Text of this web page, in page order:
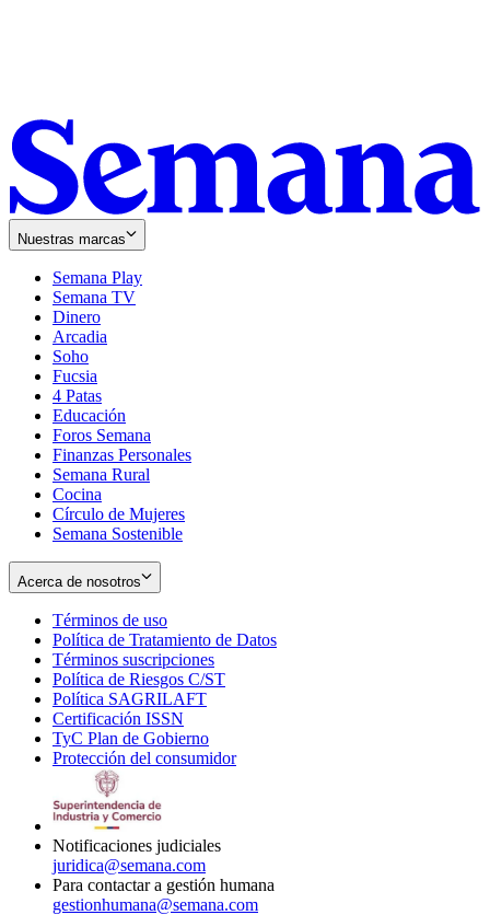
Nuestras marcas
Semana Play
Semana TV
Dinero
Arcadia
Soho
in
new
window
Fucsia
in
new
window
4 Patas
Educación
Foros Semana
Finanzas Personales
Semana Rural
Cocina
Círculo de Mujeres
Semana Sostenible
Acerca de nosotros
Términos de uso
in
new
window
Política de Tratamiento de Datos
Términos suscripciones
in
Política de Riesgos C/ST
Política SAGRILAFT
new
window
Certificación ISSN
in
new
TyC Plan de Gobierno
in
Protección del consumidorOpens
Notificaciones judiciales
juridica@semana.com
Para contactar a gestión humana
gestionhumana@semana.com